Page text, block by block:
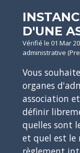
D'UNE
Vérifié le 01 Mar
administrative
Vous
organes
association
définir
quelles sont
et quel est le